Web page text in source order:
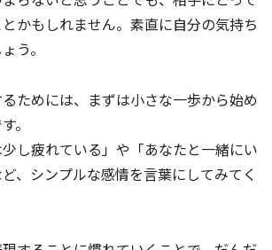
かもしれません。素直に自分の気持ち
う。
ためには、まずは小さな一歩から始め
。
し疲れている」や「あなたと一緒にい
、シンプルな感情を言葉にしてみてく